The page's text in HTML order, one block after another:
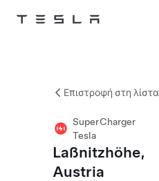
Tesla
Επιστροφή στη λίστα
SuperCharger
Tesla
Laßnitzhöhe,
Austria